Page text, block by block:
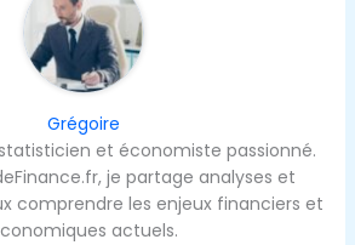
Grégoire
et économiste passionné.
je partage analyses et
comprendre les enjeux financiers et
actuels.